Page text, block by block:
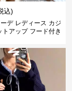
込)
デ レディース カジ
トアップ フード付き